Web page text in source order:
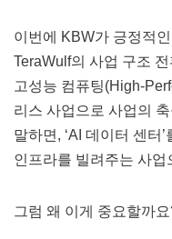
이번에 KBW가 긍정적
TeraWulf의 사업 구조
고성능 컴퓨팅(High-
리스 사업으로 사업의
말하면, ‘AI 데이터 센터
인프라를 빌려주는 사
그럼 왜 이게 중요할까